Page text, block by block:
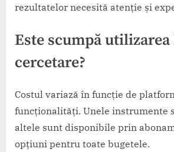
rezultatelor necesită atenție și
Este scumpă
cercetare?
Costul variază în funcție de
funcționalități. Unele instrumente
altele sunt disponibile prin
opțiuni pentru toate bugetele.